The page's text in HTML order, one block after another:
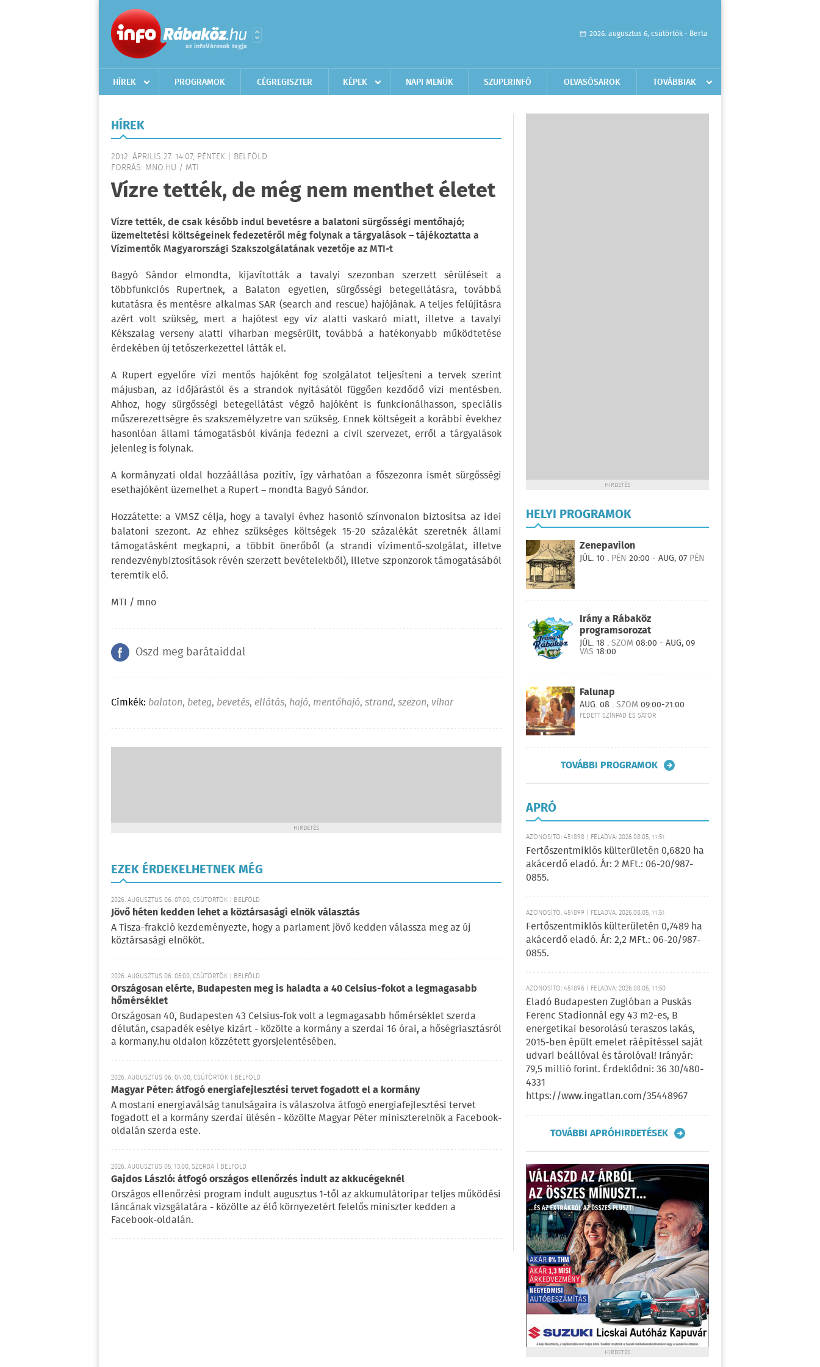
2026. augusztus 6, csütörtök - Berta
HÍREK PROGRAMOK CÉGREGISZTER KÉPEK NAPI MENÜK SZUPERINFÓ OLVASÓSAROK TOVÁBBIAK
HÍREK
2012. ÁPRILIS 27. 14:07, PÉNTEK | BELFÖLD
FORRÁS: MNO.HU / MTI
Vízre tették, de még nem menthet életet
Vízre tették, de csak később indul bevetésre a balatoni sürgősségi mentőhajó;
üzemeltetési költségeinek fedezetéről még folynak a tárgyalások – tájékoztatta a
Vízimentők Magyarországi Szakszolgálatának vezetője az MTI-t
Bagyó Sándor elmondta, kijavították a tavalyi szezonban szerzett sérüléseit a
többfunkciós Rupertnek, a Balaton egyetlen, sürgősségi betegellátásra, továbbá
kutatásra és mentésre alkalmas SAR (search and rescue) hajójának. A teljes felújításra
azért volt szükség, mert a hajótest egy víz alatti vaskaró miatt, illetve a tavalyi
Kékszalag verseny alatti viharban megsérült, továbbá a hatékonyabb működtetése
érdekében új tetőszerkezettel látták el.
A Rupert egyelőre vízi mentős hajóként fog szolgálatot teljesíteni a tervek szerint
májusban, az időjárástól és a strandok nyitásától függően kezdődő vízi mentésben.
Ahhoz, hogy sürgősségi betegellátást végző hajóként is funkcionálhasson, speciális
műszerezettségre és szakszemélyzetre van szükség. Ennek költségeit a korábbi évekhez
hasonlóan állami támogatásból kívánja fedezni a civil szervezet, erről a tárgyalások
jelenleg is folynak.
A kormányzati oldal hozzáállása pozitív, így várhatóan a főszezonra ismét sürgősségi
esethajóként üzemelhet a Rupert – mondta Bagyó Sándor.
Hozzátette: a VMSZ célja, hogy a tavalyi évhez hasonló színvonalon biztosítsa az idei
balatoni szezont. Az ehhez szükséges költségek 15-20 százalékát szeretnék állami
támogatásként megkapni, a többit önerőből (a strandi vízimentő-szolgálat, illetve
rendezvénybiztosítások révén szerzett bevételekből), illetve szponzorok támogatásából
teremtik elő.
MTI / mno
Oszd meg barátaiddal
Címkék: balaton, beteg, bevetés, ellátás, hajó, mentőhajó, strand, szezon, vihar
HIRDETÉS
EZEK ÉRDEKELHETNEK MÉG
2026. AUGUSZTUS 06. 07:00, CSÜTÖRTÖK | BELFÖLD
Jövő héten kedden lehet a köztársasági elnök választás
A Tisza-frakció kezdeményezte, hogy a parlament jövő kedden válassza meg az új
köztársasági elnököt.
2026. AUGUSZTUS 06. 05:00, CSÜTÖRTÖK | BELFÖLD
Országosan elérte, Budapesten meg is haladta a 40 Celsius-fokot a legmagasabb
hőmérséklet
Országosan 40, Budapesten 43 Celsius-fok volt a legmagasabb hőmérséklet szerda
délután, csapadék esélye kizárt - közölte a kormány a szerdai 16 órai, a hőségriasztásról
a kormany.hu oldalon közzétett gyorsjelentésében.
2026. AUGUSZTUS 06. 04:00, CSÜTÖRTÖK | BELFÖLD
Magyar Péter: átfogó energiafejlesztési tervet fogadott el a kormány
A mostani energiaválság tanulságaira is válaszolva átfogó energiafejlesztési tervet
fogadott el a kormány szerdai ülésén - közölte Magyar Péter miniszterelnök a Facebook-
oldalán szerda este.
2026. AUGUSZTUS 05. 13:00, SZERDA | BELFÖLD
Gajdos László: átfogó országos ellenőrzés indult az akkucégeknél
Országos ellenőrzési program indult augusztus 1-től az akkumulátoripar teljes működési
láncának vizsgálatára - közölte az élő környezetért felelős miniszter kedden a
Facebook-oldalán.
HIRDETÉS
HELYI PROGRAMOK
Zenepavilon
JÚL. 10 . PÉN 20:00 - AUG, 07 PÉN
Irány a Rábaköz
programsorozat
JÚL. 18 .SZOM 08:00 - AUG, 09
VAS 18:00
Falunap
AUG. 08 .SZOM 09:00-21:00
FEDETT SZÍNPAD ÉS SÁTOR
TOVÁBBI PROGRAMOK
APRÓ
AZONOSÍTÓ: 451898 | FELADVA: 2026.08.05, 11:51
Fertőszentmiklós külterületén 0,6820 ha
akácerdő eladó. Ár: 2 MFt.: 06-20/987-
0855.
AZONOSÍTÓ: 451899 | FELADVA: 2026.08.05, 11:51
Fertőszentmiklós külterületén 0,7489 ha
akácerdő eladó. Ár: 2,2 MFt.: 06-20/987-
0855.
AZONOSÍTÓ: 451896 | FELADVA: 2026.08.05, 11:50
Eladó Budapesten Zuglóban a Puskás
Ferenc Stadionnál egy 43 m2-es, B
energetikai besorolású teraszos lakás,
2015-ben épült emelet ráépítéssel saját
udvari beállóval és tárolóval! Irányár:
79,5 millió forint. Érdeklődni: 36 30/480-
4331
https://www.ingatlan.com/35448967
TOVÁBBI APRÓHIRDETÉSEK
HIRDETÉS